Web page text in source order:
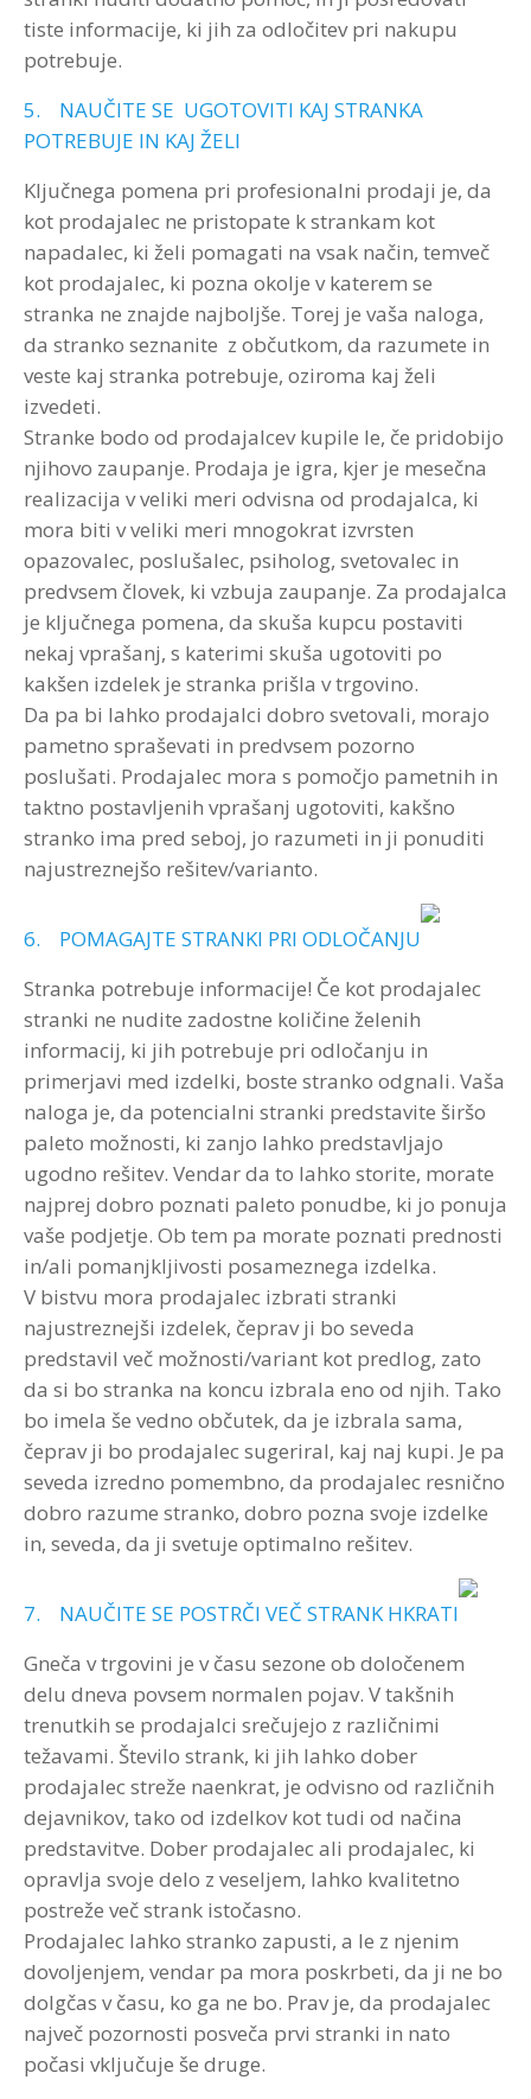
tiste informacije, ki jih za odločitev pri nakupu
potrebuje.
5. NAUČITE SE UGOTOVITI KAJ STRANKA
POTREBUJE IN KAJ ŽELI
Ključnega pomena pri profesionalni prodaji je, da
kot prodajalec ne pristopate k strankam kot
napadalec, ki želi pomagati na vsak način, temveč
kot prodajalec, ki pozna okolje v katerem se
stranka ne znajde najboljše. Torej je vaša naloga,
da stranko seznanite z občutkom, da razumete in
veste kaj stranka potrebuje, oziroma kaj želi
izvedeti.
Stranke bodo od prodajalcev kupile le, če pridobijo
njihovo zaupanje. Prodaja je igra, kjer je mesečna
realizacija v veliki meri odvisna od prodajalca, ki
mora biti v veliki meri mnogokrat izvrsten
opazovalec, poslušalec, psiholog, svetovalec in
predvsem človek, ki vzbuja zaupanje. Za prodajalca
je ključnega pomena, da skuša kupcu postaviti
nekaj vprašanj, s katerimi skuša ugotoviti po
kakšen izdelek je stranka prišla v trgovino.
Da pa bi lahko prodajalci dobro svetovali, morajo
pametno spraševati in predvsem pozorno
poslušati. Prodajalec mora s pomočjo pametnih in
taktno postavljenih vprašanj ugotoviti, kakšno
stranko ima pred seboj, jo razumeti in ji ponuditi
najustreznejšo rešitev/varianto.
6. POMAGAJTE STRANKI PRI ODLOČANJU
Stranka potrebuje informacije! Če kot prodajalec
stranki ne nudite zadostne količine želenih
informacij, ki jih potrebuje pri odločanju in
primerjavi med izdelki, boste stranko odgnali. Vaša
naloga je, da potencialni stranki predstavite širšo
paleto možnosti, ki zanjo lahko predstavljajo
ugodno rešitev. Vendar da to lahko storite, morate
najprej dobro poznati paleto ponudbe, ki jo ponuja
vaše podjetje. Ob tem pa morate poznati prednosti
in/ali pomanjkljivosti posameznega izdelka.
V bistvu mora prodajalec izbrati stranki
najustreznejši izdelek, čeprav ji bo seveda
predstavil več možnosti/variant kot predlog, zato
da si bo stranka na koncu izbrala eno od njih. Tako
bo imela še vedno občutek, da je izbrala sama,
čeprav ji bo prodajalec sugeriral, kaj naj kupi. Je pa
seveda izredno pomembno, da prodajalec resnično
dobro razume stranko, dobro pozna svoje izdelke
in, seveda, da ji svetuje optimalno rešitev.
7. NAUČITE SE POSTRČI VEČ STRANK HKRATI
Gneča v trgovini je v času sezone ob določenem
delu dneva povsem normalen pojav. V takšnih
trenutkih se prodajalci srečujejo z različnimi
težavami. Število strank, ki jih lahko dober
prodajalec streže naenkrat, je odvisno od različnih
dejavnikov, tako od izdelkov kot tudi od načina
predstavitve. Dober prodajalec ali prodajalec, ki
opravlja svoje delo z veseljem, lahko kvalitetno
postreže več strank istočasno.
Prodajalec lahko stranko zapusti, a le z njenim
dovoljenjem, vendar pa mora poskrbeti, da ji ne bo
dolgčas v času, ko ga ne bo. Prav je, da prodajalec
največ pozornosti posveča prvi stranki in nato
počasi vključuje še druge.